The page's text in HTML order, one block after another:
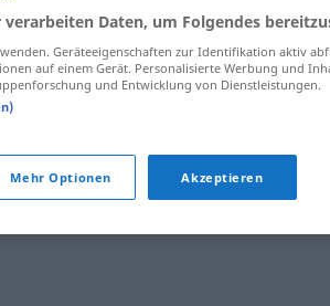
Daten, um Folgendes
Geräteeigenschaften zur Identifikation aktiv
auf einem Gerät. Personalisierte Werbung und
und Entwicklung von Dienstleistungen.
Mehr Optionen Akzeptieren